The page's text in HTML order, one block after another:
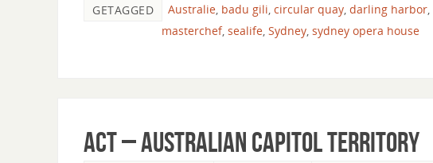
GETAGGED Australie, badu gili, circular quay, darling harbor,
masterchef, sealife, Sydney, sydney opera house
ACT – AUSTRALIAN CAPITOL TERRITORY